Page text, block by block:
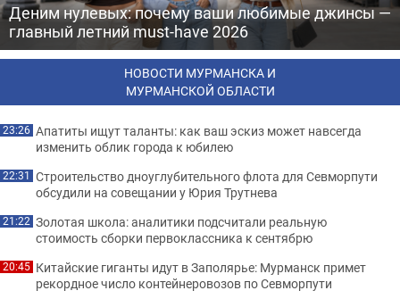
Деним нулевых: почему ваши любимые джинсы —
главный летний must-have 2026
НОВОСТИ МУРМАНСКА И
МУРМАНСКОЙ ОБЛАСТИ
23:26 Апатиты ищут таланты: как ваш эскиз может навсегда
изменить облик города к юбилею
22:31 Строительство дноуглубительного флота для Севморпути
обсудили на совещании у Юрия Трутнева
21:22 Золотая школа: аналитики подсчитали реальную
стоимость сборки первоклассника к сентябрю
20:45 Китайские гиганты идут в Заполярье: Мурманск примет
рекордное число контейнеровозов по Севморпути